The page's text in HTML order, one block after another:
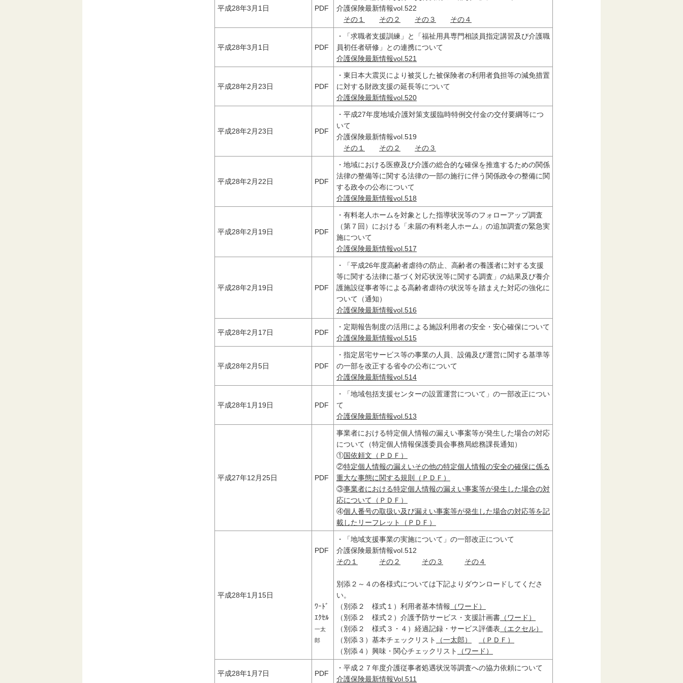
平成28年3月1日 PDF
介護保険最新情報vol.522
その１
その２ その３ その４
平成28年3月1日 PDF
・「求職者支援訓練」と「福祉用具専門相談員指定講習及び介護職
員初任者研修」との連携について
介護保険最新情報vol.521
平成28年2月23日 PDF
・東日本大震災により被災した被保険者の利用者負担等の減免措置
に対する財政支援の延長等について
介護保険最新情報vol.520
平成28年2月23日 PDF
・平成27年度地域介護対策支援臨時特例交付金の交付要綱等につ
いて
介護保険最新情報vol.519
その１
その２ その３
平成28年2月22日 PDF
・地域における医療及び介護の総合的な確保を推進するための関係
法律の整備等に関する法律の一部の施行に伴う関係政令の整備に関
する政令の公布について
介護保険最新情報vol.518
平成28年2月19日 PDF
・有料老人ホームを対象とした指導状況等のフォローアップ調査
（第７回）における「未届の有料老人ホーム」の追加調査の緊急実
施について
介護保険最新情報vol.517
平成28年2月19日 PDF
・「平成26年度高齢者虐待の防止、高齢者の養護者に対する支援
等に関する法律に基づく対応状況等に関する調査」の結果及び養介
護施設従事者等による高齢者虐待の状況等を踏まえた対応の強化に
ついて（通知）
介護保険最新情報vol.516
平成28年2月17日 PDF
・定期報告制度の活用による施設利用者の安全・安心確保について
介護保険最新情報vol.515
平成28年2月5日 PDF
・指定居宅サービス等の事業の人員、設備及び運営に関する基準等
の一部を改正する省令の公布について
介護保険最新情報vol.514
平成28年1月19日 PDF
・「地域包括支援センターの設置運営について」の一部改正につい
て
介護保険最新情報vol.513
平成27年12月25日 PDF
事業者における特定個人情報の漏えい事案等が発生した場合の対応
について（特定個人情報保護委員会事務局総務課長通知）
①国依頼文（ＰＤＦ）
②特定個人情報の漏えいその他の特定個人情報の安全の確保に係る
重大な事態に関する規則（ＰＤＦ）
③事業者における特定個人情報の漏えい事案等が発生した場合の対
応について（ＰＤＦ）
④個人番号の取扱い及び漏えい事案等が発生した場合の対応等を記
載したリーフレット（ＰＤＦ）
平成28年1月15日
PDF
ﾜｰﾄﾞ
ｴｸｾﾙ
一太
郎
・「地域支援事業の実施について」の一部改正について
介護保険最新情報vol.512
その１
その２ その３ その４
別添２～４の各様式については下記よりダウンロードしてくださ
い。
（別添２ 様式１）利用者基本情報 （ワード）
（別添２ 様式２）介護予防サービス・支援計画書 （ワード）
（別添２ 様式３・４）経過記録・サービス評価表 （エクセル）
（別添３）基本チェックリスト
（一太郎）
（ＰＤＦ）
（別添４）興味・関心チェックリスト
（ワード）
平成28年1月7日 PDF
・平成２７年度介護従事者処遇状況等調査への協力依頼について
介護保険最新情報Vol.511